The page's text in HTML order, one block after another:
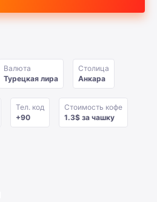
Валюта
Турецкая лира
Столица
Анкара
Тел. код
+90
Стоимость кофе
1.3$ за чашку